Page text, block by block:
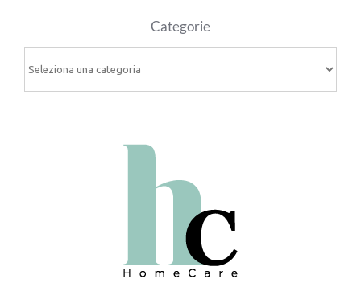
Categorie